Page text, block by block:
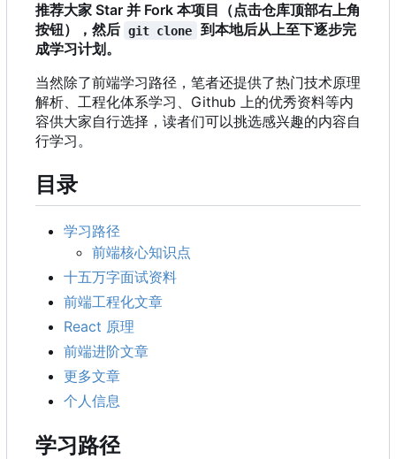
推荐大家 Star 并 Fork 本项目（点击仓库顶部右上角
按钮），然后 git clone
到本地后从上至下逐步完
成学习计划。
当然除了前端学习路径 ， 笔者还提供了热门技术原理
解析、工程化体系学习、Github 上的优秀资料等内
容供大家自行选择，读者们可以挑选感兴趣的内容自
行学习。
目录
学习路径
前端核心知识点
十五万字面试资料
前端工程化文章
React 原理
前端进阶文章
更多文章
个人信息
学习路径